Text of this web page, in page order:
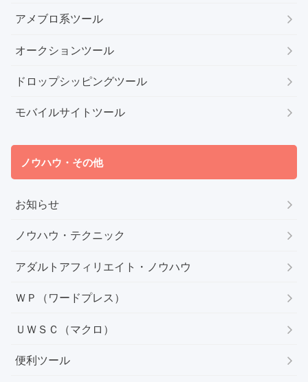
アメブロ系ツール
オークションツール
ドロップシッピングツール
モバイルサイトツール
ノウハウ・その他
お知らせ
ノウハウ・テクニック
アダルトアフィリエイト・ノウハウ
ＷＰ（ワードプレス）
ＵＷＳＣ（マクロ）
便利ツール